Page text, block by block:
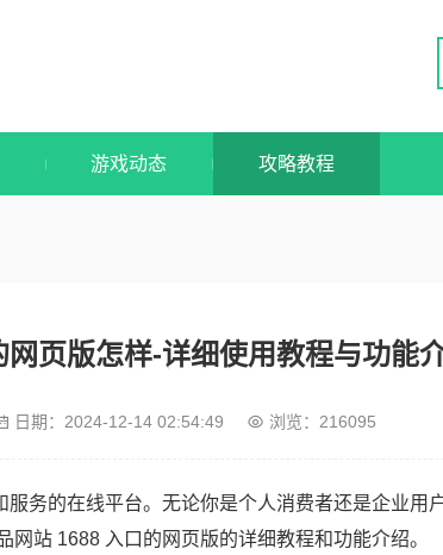
游戏动态 攻略教程
页版怎样-详细使用教程与功能
日期： 2024-12-14 02:54:49 浏览：216095
务的在线平台。无论你是个人消费者还是企业用
网站 1688 入口的网页版的详细教程和功能介绍。